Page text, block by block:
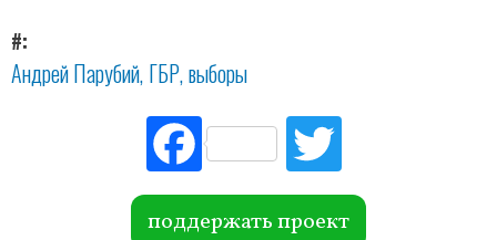
#
Андрей Парубий ГБР выборы
Fac
ebo
ok r
поддержать проект